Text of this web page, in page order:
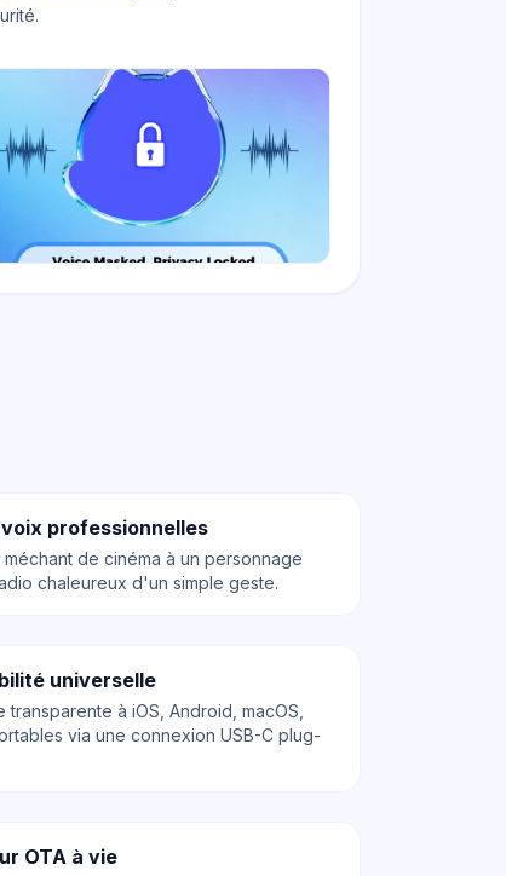
professionnelles
de cinéma à un personnage
chaleureux d'un simple geste.
universelle
à iOS, Android, macOS,
via une connexion USB-C plug-
OTA à vie